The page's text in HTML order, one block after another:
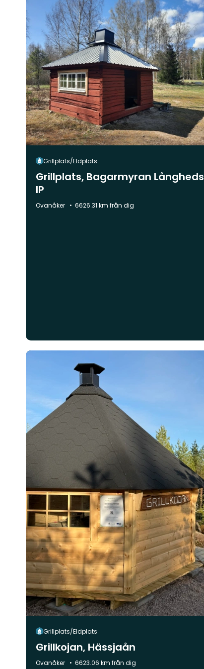
Grillplats/Eldplats
Grillplats, Bagarmyran Långheds
IP
Kommun:
Ovanåker 6626.31 km från dig
Grillplats/Eldplats
Grillkojan, Hässjaån
Kommun:
Ovanåker 6623.06 km från dig